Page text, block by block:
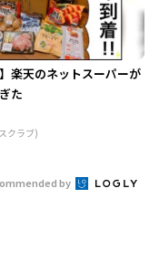
】楽天のネットスーパーが
た
クラブ)
by